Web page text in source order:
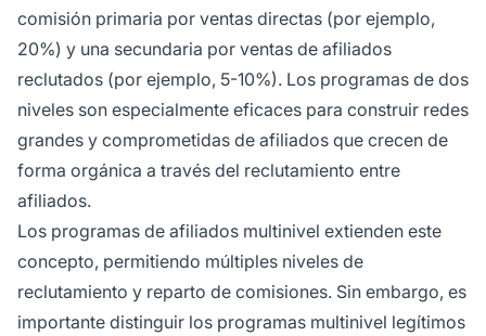
comisión primaria por ventas directas (por ejemplo,
20%) y una secundaria por ventas de afiliados
reclutados (por ejemplo, 5-10%). Los programas de dos
niveles son especialmente eficaces para construir redes
grandes y comprometidas de afiliados que crecen de
forma orgánica a través del reclutamiento entre
afiliados.
Los programas de afiliados multinivel extienden este
concepto, permitiendo múltiples niveles de
reclutamiento y reparto de comisiones. Sin embargo, es
importante distinguir los programas multinivel legítimos